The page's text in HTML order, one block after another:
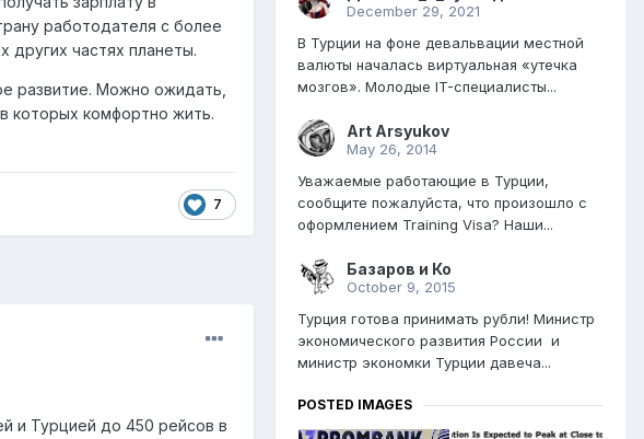
работодателя с более
других частях планеты.
развитие. Можно ожидать,
которых комфортно жить.
7
и Турцией до 450 рейсов в
December 29, 2021
В Турции на фоне девальвации местной
валюты началась виртуальная «утечка
мозгов». Молодые IT-специалисты...
Art Arsyukov
May 26, 2014
Уважаемые работающие в Турции,
сообщите пожалуйста, что произошло с
оформлением Training Visa? Наши...
Базаров и Ко
October 9, 2015
Турция готова принимать рубли! Министр
экономического развития России и
министр экономки Турции давеча...
POSTED IMAGES